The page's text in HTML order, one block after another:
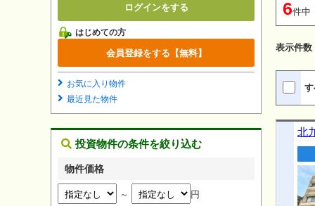
海
道
北
東
州・
北
海
西
国・
四
州 6件中
表示件数
北
ログインをする
はじめての方
会員登録をする【無料】
お気に入り物件
最近見た物件
投資物件の条件を絞り込む
物件価格
～ 円